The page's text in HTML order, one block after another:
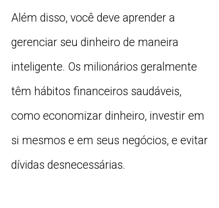
Além disso, você deve aprender a
gerenciar seu dinheiro de maneira
inteligente. Os milionários geralmente
têm hábitos financeiros saudáveis,
como economizar dinheiro, investir em
si mesmos e em seus negócios, e evitar
dívidas desnecessárias.